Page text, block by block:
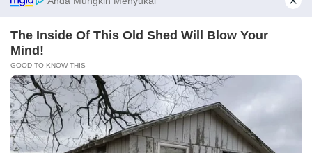
PRIVACY POLICY DISCLAIMER HUBUNGI KAMI IKLAN
Before You Go